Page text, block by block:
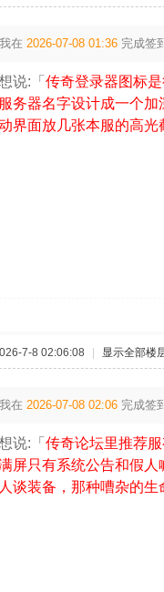
我在 2026-07-08 01:36完成签
说:「 传奇登录器图标
务器名字设计成一个
界面放几张本服的高
7-8 02:06:08 显示全部楼
我在 2026-07-08 02:06完成签
说:「 传奇论坛里推荐
屏只有系统公告和假
谈装备，那种嘈杂的